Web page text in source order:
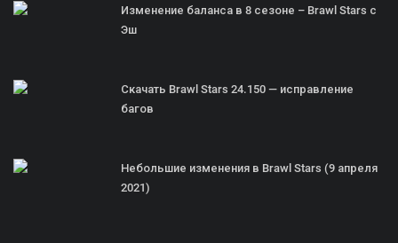
Изменение баланса в 8 сезоне – Brawl Stars с
Эш
Скачать Brawl Stars 24.150 — исправление
багов
Небольшие изменения в Brawl Stars (9 апреля
2021)